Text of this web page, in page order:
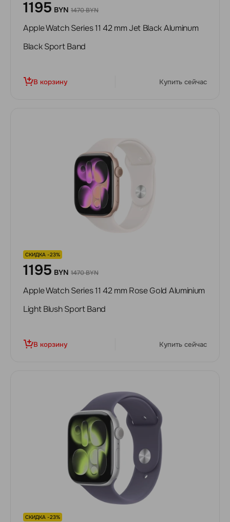
1195 BYN 1470 BYN
Apple Watch Series 11 42 mm Jet Black Aluminum
Black Sport Band
В корзину Купить сейчас
СКИДКА -23%
1195 BYN 1470 BYN
Apple Watch Series 11 42 mm Rose Gold Aluminium
Light Blush Sport Band
В корзину Купить сейчас
СКИДКА -23%